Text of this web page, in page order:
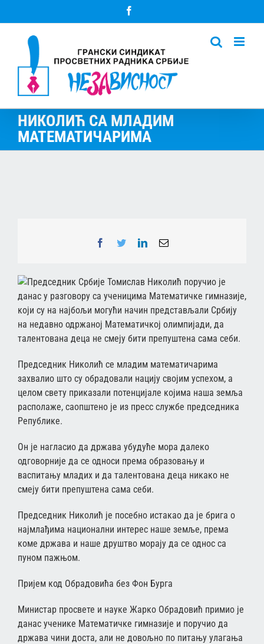
to
НИКОЛИЋ СА МЛАДИМ
МАТЕМАТИЧАРИМА
Facebook
TwitterLinkedInEmail
Председник Србије Томислав Николић поручио је
данас у разговору са ученицима Математичке гимназије,
који су на најбољи могући начин представљали Србију
на недавно одржаној Математичкој олимпијади, да
талентована деца не смеју бити препуштена сама себи.
Председник Николић се младим математичарима
захвалио што су обрадовали нацију својим успехом, а
целом свету приказали потенцијале којима наша земља
располаже, саопштено је из пресс службе председника
Републике.
Он је нагласио да држава убудуће мора далеко
одговорније да се односи према образовању и
васпитању младих и да талентована деца никако не
смеју бити препуштена сама себи.
Председник Николић је посебно истакао да је брига о
најмлађима национални интерес наше земље, према
коме држава и наше друштво морају да се однос са
пуном пажњом.
Пријем код Обрадовића без Фон Бурга
Министар просвете и науке Жарко Обрадовић примио је
данас ученике Математичке гимназије и поручио да
држава чини доста, али не довољно по питању улагања